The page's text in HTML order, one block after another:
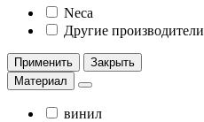
Neca
Другие производители
Применить
Закрыть
Материал
винил